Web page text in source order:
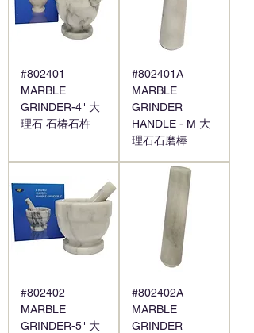
#802401
MARBLE
GRINDER-4" 大
理石 石椿石杵
#802401A
MARBLE
GRINDER
HANDLE - M 大
理石石磨棒
#802402
MARBLE
GRINDER-5" 大
#802402A
MARBLE
GRINDER